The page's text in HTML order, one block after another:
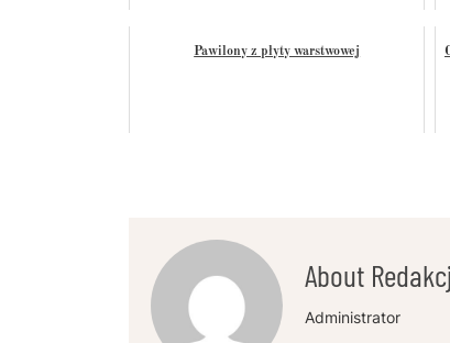
Pawilony z płyty warstwowej
About
Administrator